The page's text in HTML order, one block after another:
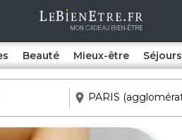
Beauté Mieux-être Séjours